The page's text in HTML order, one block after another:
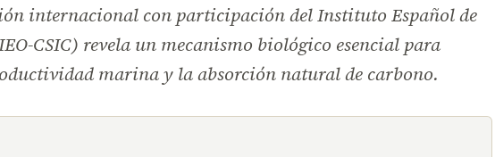
internacional con participación del Instituto Español de
CSIC) revela un mecanismo biológico esencial para
marina y la absorción natural de carbono.